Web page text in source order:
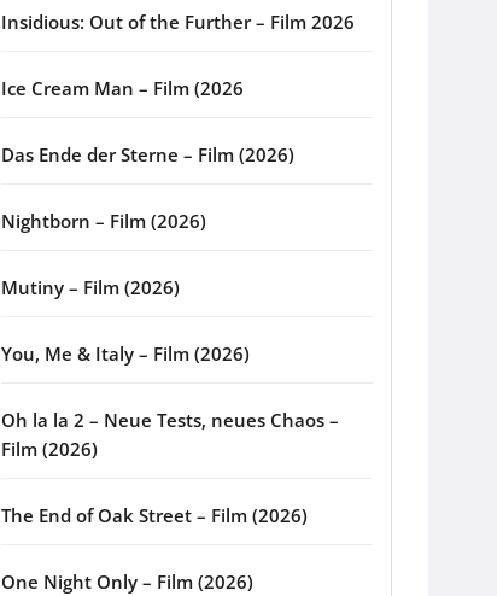
Insidious: Out of the Further – Film 2026
Ice Cream Man – Film (2026
Das Ende der Sterne – Film (2026)
Nightborn – Film (2026)
Mutiny – Film (2026)
You, Me & Italy – Film (2026)
Oh la la 2 – Neue Tests, neues Chaos –
Film (2026)
The End of Oak Street – Film (2026)
One Night Only – Film (2026)